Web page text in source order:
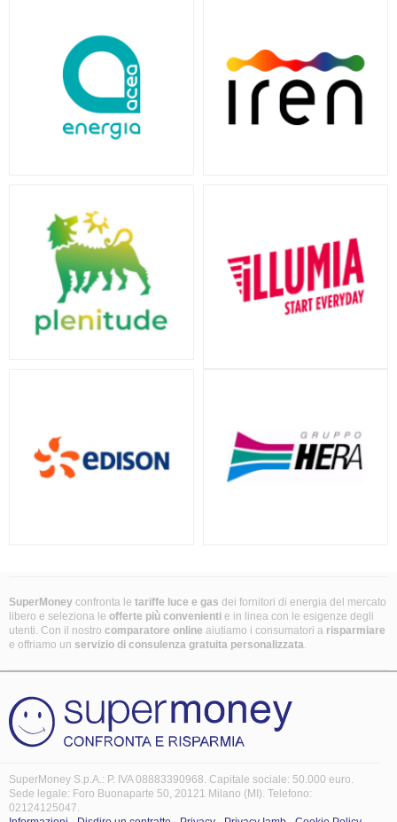
SuperMoney confronta le tariffe luce e gas dei fornitori di energia del mercato
libero e seleziona le offerte più convenienti e in linea con le esigenze degli
utenti. Con il nostro comparatore online aiutiamo i consumatori a risparmiare
e offriamo un servizio di consulenza gratuita personalizzata.
SuperMoney S.p.A.: P. IVA 08883390968. Capitale sociale: 50.000 euro.
Sede legale: Foro Buonaparte 50, 20121 Milano (MI). Telefono:
02124125047.